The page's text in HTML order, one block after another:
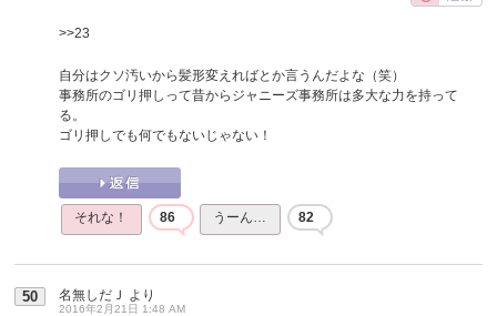
>>23
自分はクソ汚いから髪形変えればとか言うんだよな（笑）
事務所のゴリ押しって昔からジャニーズ事務所は多大な力を持って
る。
ゴリ押しでも何でもないじゃない！
それな！ 86 うーん… 82
50 名無しだＪ より
2016年2月21日 1:48 AM